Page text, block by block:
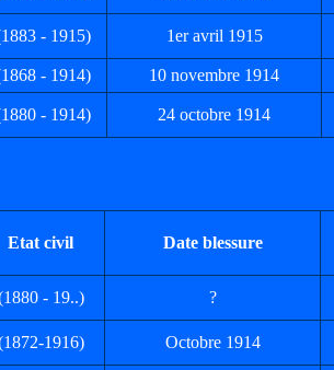
- 1915) 1er avril 1915
- 1914) 10 novembre 1914
- 1914) 24 octobre 1914
Etat civil Date blessure
- 19..) ?
1916) Octobre 1914